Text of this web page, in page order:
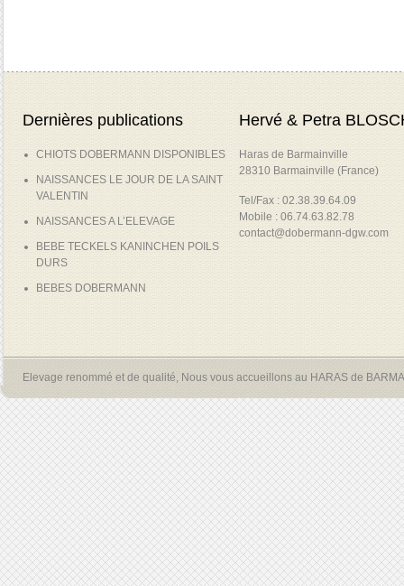
Dernières publications
CHIOTS DOBERMANN DISPONIBLES
NAISSANCES LE JOUR DE LA SAINT
VALENTIN
NAISSANCES A L’ELEVAGE
BEBE TECKELS KANINCHEN POILS
DURS
BEBES DOBERMANN
Hervé & Petra
Haras de Barmainville
28310 Barmainville (France)
Tel/Fax : 02.38.39.64.09
Mobile : 06.74.63.82.78
contact@dobermann-dgw.com
Elevage renommé et de qualité, Nous vous accueillons au HARAS de